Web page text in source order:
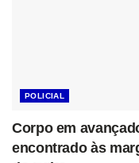
POLICIAL
Corpo em
encontrado às